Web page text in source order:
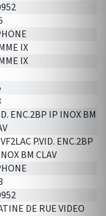
IX
IX
ENC.2BP IP INOX BM
P.VID. ENC.2BP
BM CLAV
DE RUE VIDEO